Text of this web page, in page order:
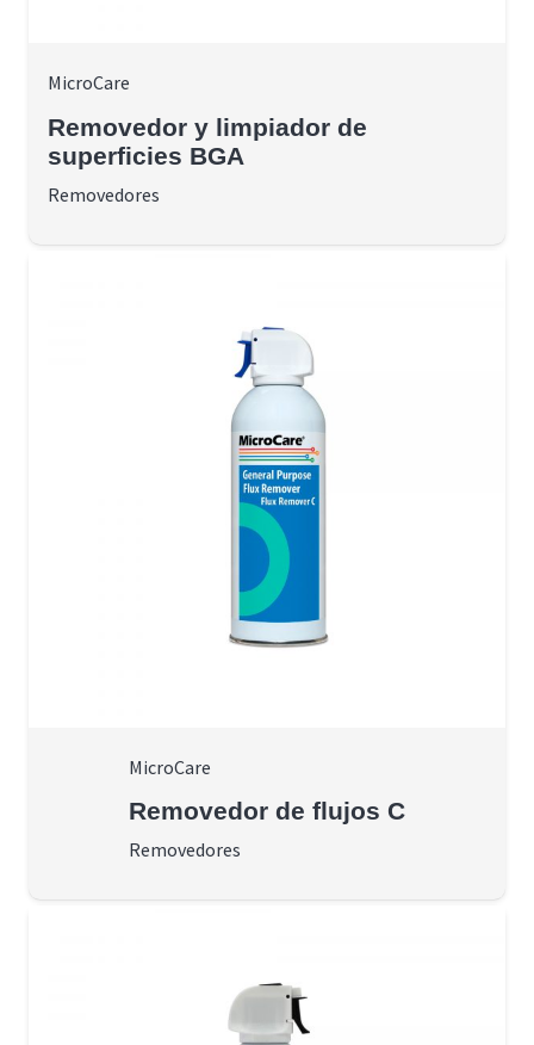
MicroCare
Removedor y limpiador de
superficies BGA
Removedores
MicroCare
Removedor de flujos C
Removedores